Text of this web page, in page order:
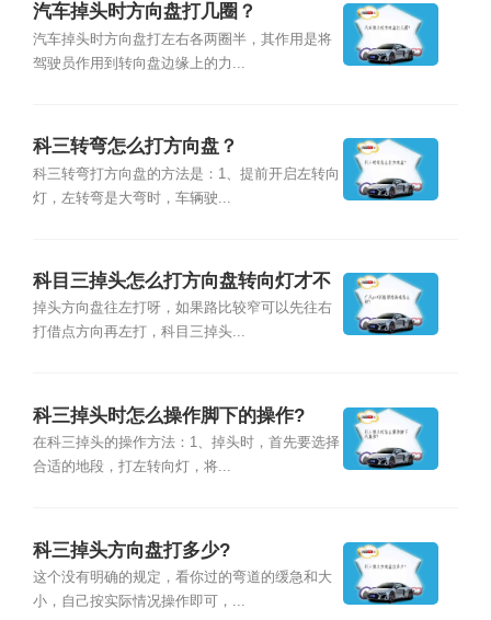
汽车掉头时方向盘打几圈？
汽车掉头时方向盘打左右各两圈半，其作用是将
驾驶员作用到转向盘边缘上的力...
科三转弯怎么打方向盘？
科三转弯打方向盘的方法是：1、提前开启左转向
灯，左转弯是大弯时，车辆驶...
科目三掉头怎么打方向盘转向灯才不
会关?
掉头方向盘往左打呀，如果路比较窄可以先往右
打借点方向再左打，科目三掉头...
科三掉头时怎么操作脚下的操作?
在科三掉头的操作方法：1、掉头时，首先要选择
合适的地段，打左转向灯，将...
科三掉头方向盘打多少?
这个没有明确的规定，看你过的弯道的缓急和大
小，自己按实际情况操作即可，...